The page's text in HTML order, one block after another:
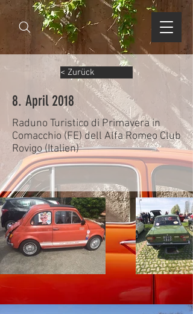
< Zurück
8. April 2018
Raduno Turistico di Primavera in
Comacchio (FE) dell Alfa Romeo Club
Rovigo (Italien)